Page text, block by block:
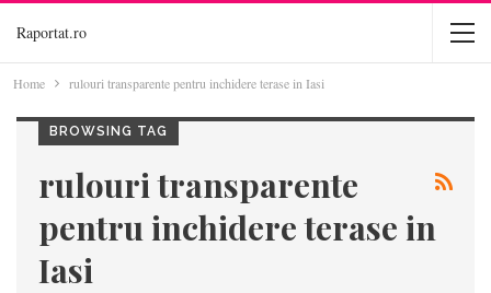
Raportat.ro
Home rulouri transparente pentru inchidere terase in Iasi
BROWSING TAG
rulouri transparente
pentru inchidere terase in
Iasi